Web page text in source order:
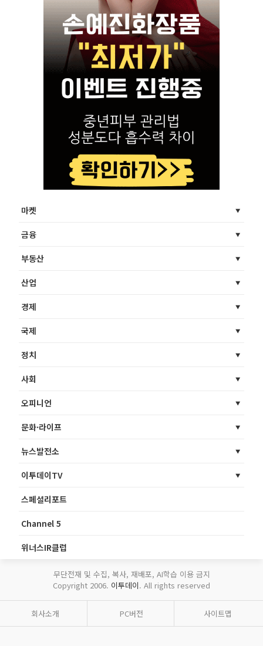
마켓
금융
부동산
산업
경제
국제
정치
사회
오피니언
문화·라이프
뉴스발전소
이투데이TV
스페셜리포트
Channel 5
위너스IR클럽
무단전재 및 수집, 복사, 재배포, AI학습 이용 금지
Copyright 2006. 이투데이. All rights reserved
회사소개 PC버전 사이트맵